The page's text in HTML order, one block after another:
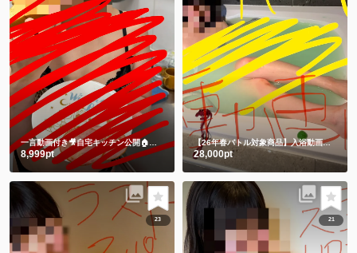
8,999pt
【26年春バトル対象商品】入浴動画㊙️チャイナドレスでLUSHバスボム💕生ぬぎ🫣
28,000pt
23 21